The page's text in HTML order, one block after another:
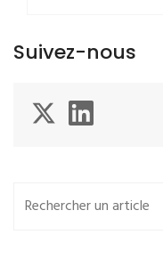
Suivez-nous